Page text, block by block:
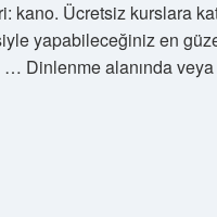
kano. Ücretsiz kurslara
yapabileceğiniz en
Dinlenme alanında veya